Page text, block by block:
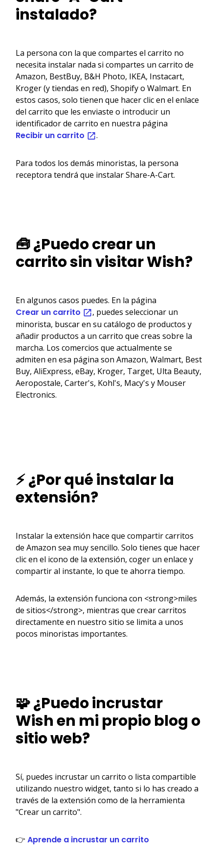
instalado?
La persona con la que compartes el carrito no
necesita instalar nada si compartes un carrito de
Amazon, BestBuy, B&H Photo, IKEA, Instacart,
Kroger (y tiendas en red), Shopify o Walmart. En
estos casos, solo tienen que hacer clic en el enlace
del carrito que les enviaste o introducir un
identificador de carrito en nuestra página
Recibir un carrito .
Para todos los demás minoristas, la persona
receptora tendrá que instalar Share-A-Cart.
🧰 ¿Puedo crear un
carrito sin visitar Wish?
En algunos casos puedes. En la página
Crear un carrito
, puedes seleccionar un
minorista, buscar en su catálogo de productos y
añadir productos a un carrito que creas sobre la
marcha. Los comercios que actualmente se
admiten en esa página son Amazon, Walmart, Best
Buy, AliExpress, eBay, Kroger, Target, Ulta Beauty,
Aeropostale, Carter's, Kohl's, Macy's y Mouser
Electronics.
⚡ ¿Por qué instalar la
extensión?
Instalar la extensión hace que compartir carritos
de Amazon sea muy sencillo. Solo tienes que hacer
clic en el icono de la extensión, coger un enlace y
compartir al instante, lo que te ahorra tiempo.
Además, la extensión funciona con <strong>miles
de sitios</strong>, mientras que crear carritos
directamente en nuestro sitio se limita a unos
pocos minoristas importantes.
🧩 ¿Puedo incrustar
Wish en mi propio blog o
sitio web?
Sí, puedes incrustar un carrito o lista compartible
utilizando nuestro widget, tanto si lo has creado a
través de la extensión como de la herramienta
"Crear un carrito".
👉 Aprende a incrustar un carrito